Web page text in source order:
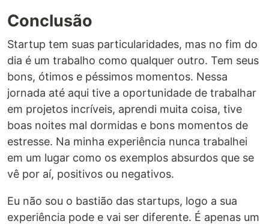
Conclusão
Startup tem suas particularidades, mas no fim do
dia é um trabalho como qualquer outro. Tem seus
bons, ótimos e péssimos momentos. Nessa
jornada até aqui tive a oportunidade de trabalhar
em projetos incríveis, aprendi muita coisa, tive
boas noites mal dormidas e bons momentos de
estresse. Na minha experiência nunca trabalhei
em um lugar como os exemplos absurdos que se
vê por aí, positivos ou negativos.
Eu não sou o bastião das startups, logo a sua
experiência pode e vai ser diferente. É apenas um